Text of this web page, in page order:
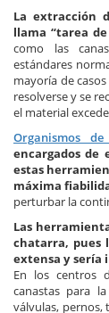
La extracción
llama “tarea de
como las
estándares
mayoría de
resolverse y se
el material
Organismos
encargados
estas
máxima
perturbar la
Las
chatarra, pues
extensa y sería
En los centros
canastas para
válvulas, pernos,